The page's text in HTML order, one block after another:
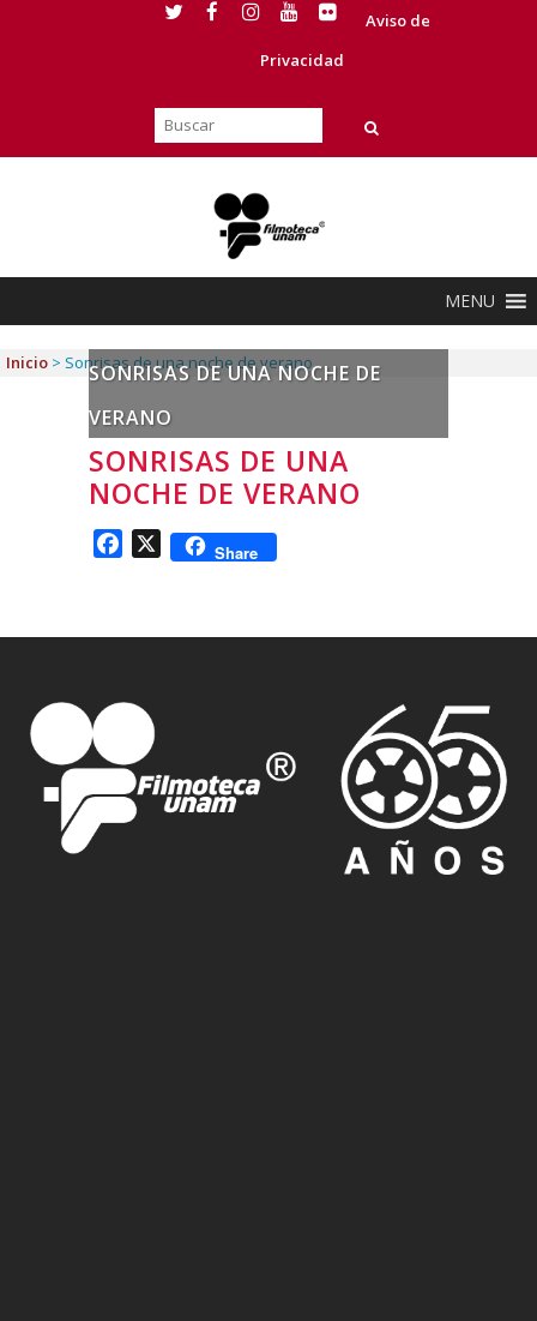
Aviso de
Privacidad
MENU
SONRISAS DE UNA NOCHE DE
VERANO
Inicio > Sonrisas de una noche de verano
SONRISAS DE UNA
NOCHE DE VERANO
Facebook
X Share